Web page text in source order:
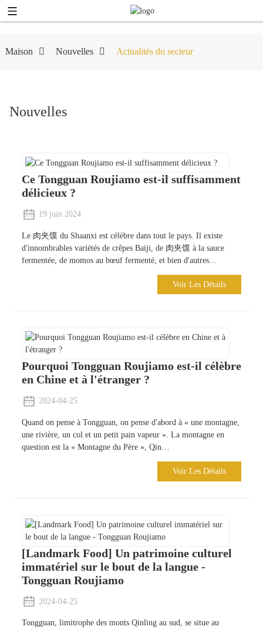
+86 8619946512999
Maison Nouvelles Actualités du secteur
Nouvelles
Ce Tongguan Roujiamo est-il suffisamment
délicieux ?
19 juin 2024
Le 肉夹馍 du Shaanxi est célèbre dans tout le pays. Il existe
d'innombrables variétés de crêpes Baiji, de 肉夹馍 à la sauce
fermentée, de momos au bœuf fermenté, et bien d'autres...
Voir Les Détails
Pourquoi Tongguan Roujiamo est-il célèbre
en Chine et à l'étranger ?
2024-04-25
Quand on pense à Tongguan, on pense d'abord à « une montagne,
une rivière, un col et un petit pain vapeur ». La montagne en
question est la « Montagne du Père », Qin…
Voir Les Détails
[Landmark Food] Un patrimoine culturel
immatériel sur le bout de la langue -
Tongguan Roujiamo
2024-04-25
Tongguan, limitrophe des monts Qinling au sud, se situe au